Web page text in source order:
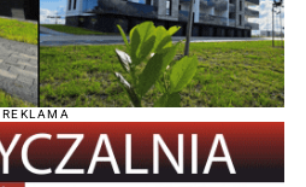
REKLAMA